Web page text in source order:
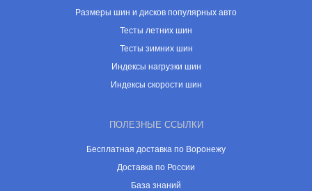
Размеры шин и дисков популярных авто
Тесты летних шин
Тесты зимних шин
Индексы нагрузки шин
Индексы скорости шин
ПОЛЕЗНЫЕ ССЫЛКИ
Бесплатная доставка по Воронежу
Доставка по России
База знаний